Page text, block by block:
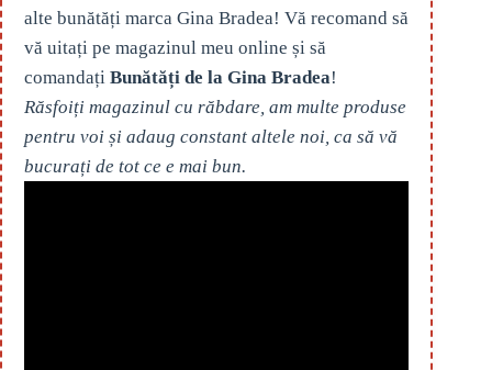
alte bunătăți marca Gina Bradea! Vă recomand să
vă uitați pe magazinul meu online și să
comandați Bunătăți de la Gina Bradea!
Răsfoiți magazinul cu răbdare, am multe produse
pentru voi și adaug constant altele noi, ca să vă
bucurați de tot ce e mai bun.